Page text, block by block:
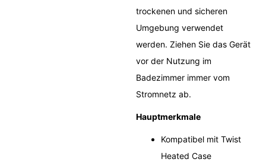
trockenen und sicheren
Umgebung verwendet
werden. Ziehen Sie das Gerät
vor der Nutzung im
Badezimmer immer vom
Stromnetz ab.
Hauptmerkmale
Kompatibel mit Twist
Heated Case